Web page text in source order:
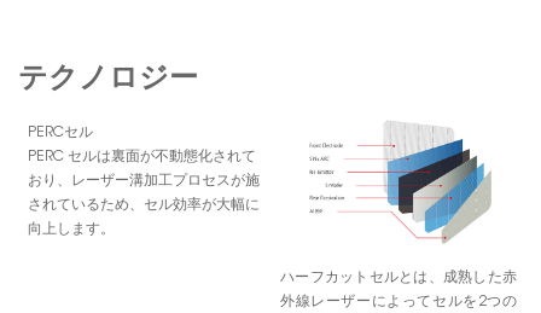
テクノロジー
PERCセル
PERC セルは裏面が不動態化されて
おり、レーザー溝加工プロセスが施
されているため、セル効率が大幅に
向上します。
ハーフカットセルとは、成熟した赤
外線レーザーによってセルを2つの